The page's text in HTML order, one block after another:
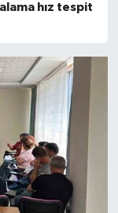
hız tespit